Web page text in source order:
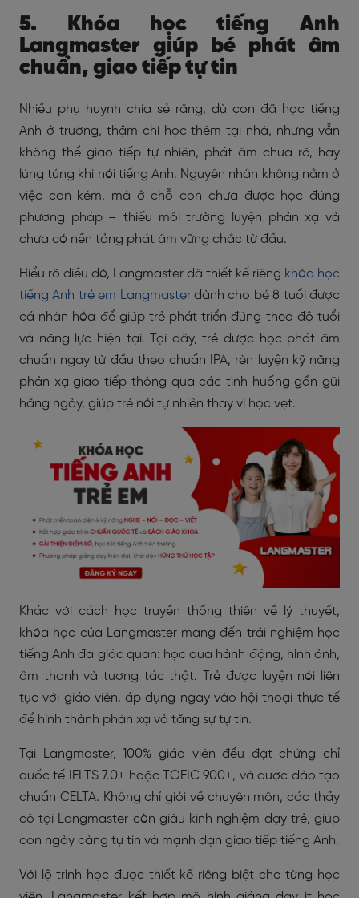
5. Khóa học tiếng Anh
Langmaster giúp bé phát âm
chuẩn, giao tiếp tự tin
Nhiều phụ huynh chia sẻ rằng, dù con đã học tiếng
Anh ở trường, thậm chí học thêm tại nhà, nhưng vẫn
không thể giao tiếp tự nhiên, phát âm chưa rõ, hay
lúng túng khi nói tiếng Anh. Nguyên nhân không nằm ở
việc con kém, mà ở chỗ con chưa được học đúng
phương pháp – thiếu môi trường luyện phản xạ và
chưa có nền tảng phát âm vững chắc từ đầu.
Hiểu rõ điều đó, Langmaster đã thiết kế riêng khóa học
tiếng Anh trẻ em Langmasterdành cho bé 8 tuổi được
cá nhân hóa để giúp trẻ phát triển đúng theo độ tuổi
và năng lực hiện tại. Tại đây, trẻ được học phát âm
chuẩn ngay từ đầu theo chuẩn IPA, rèn luyện kỹ năng
phản xạ giao tiếp thông qua các tình huống gần gũi
hằng ngày, giúp trẻ nói tự nhiên thay vì học vẹt.
Khác với cách học truyền thống thiên về lý thuyết,
khóa học của Langmaster mang đến trải nghiệm học
tiếng Anh đa giác quan: học qua hành động, hình ảnh,
âm thanh và tương tác thật. Trẻ được luyện nói liên
tục với giáo viên, áp dụng ngay vào hội thoại thực tế
để hình thành phản xạ và tăng sự tự tin.
Tại Langmaster, 100% giáo viên đều đạt chứng chỉ
quốc tế IELTS 7.0+ hoặc TOEIC 900+, và được đào tạo
chuẩn CELTA. Không chỉ giỏi về chuyên môn, các thầy
cô tại Langmaster còn giàu kinh nghiệm dạy trẻ, giúp
con ngày càng tự tin và mạnh dạn giao tiếp tiếng Anh.
Với lộ trình học được thiết kế riêng biệt cho từng học